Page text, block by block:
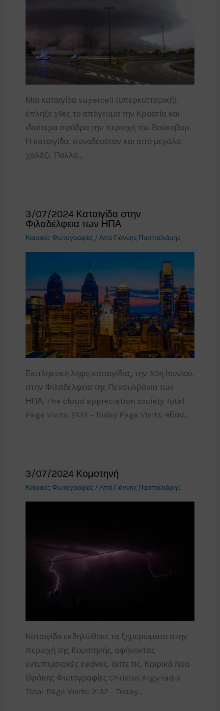
Μια καταιγίδα supercell (υπερκυτταρική),
έπληξε χθες το απόγευμα την Κροατία και
ιδιαίτερα σφόδρα την περιοχή του Βούκοβαρ.
Η καταιγίδα, συνοδευόταν και από μεγάλο
χαλάζι. Πολλά…
3/07/2024 Καταιγίδα στην
Φιλαδέλφεια των ΗΠΑ
Καιρικές Φωτογραφίες / Από Γιάννης Πασπαλιάρης
Εκπληκτική λήψη καταιγίδας, την 30η Ιουνίου,
στην Φιλαδέλφεια της Πενσυλβάνια των
ΗΠΑ. The cloud appreciation society Total
Page Visits: 2132 - Today Page Visits: 4Εαν…
3/07/2024 Κομοτηνή
Καιρικές Φωτογραφίες / Από Γιάννης Πασπαλιάρης
Καταιγίδα εκδηλώθηκε τα ξημερώματα στην
περιοχή της Κομοτηνής, αφήνοντας
εντυπωσιακές εικόνες, δείτε τις. Καιρικά Νεα
Θράκης Φωτογραφίες Christos Argyriadis
Total Page Visits: 2132 - Today…